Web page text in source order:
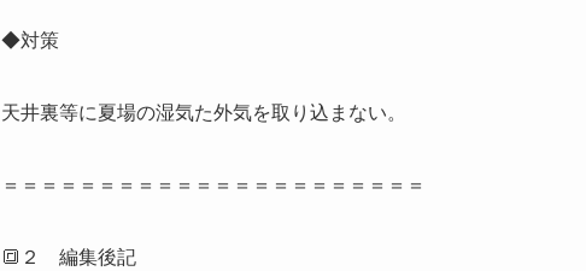
◆対策
天井裏等に夏場の湿気た外気を取り込まない。
＝＝＝＝＝＝＝＝＝＝＝＝＝＝＝＝＝＝＝＝＝＝
🔳２ 編集後記